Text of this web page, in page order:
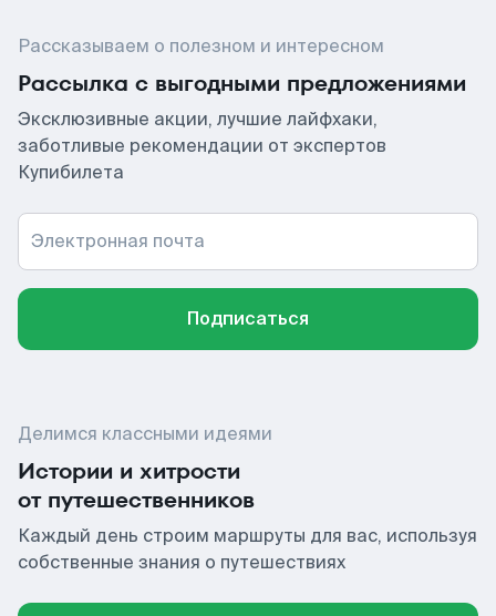
Рассказываем о полезном и интересном
Рассылка с выгодными предложениями
Эксклюзивные акции, лучшие лайфхаки,
заботливые рекомендации от экспертов
Купибилета
Электронная почта
Подписаться
Делимся классными идеями
Истории и хитрости
от путешественников
Каждый день строим маршруты для вас, используя
собственные знания о путешествиях